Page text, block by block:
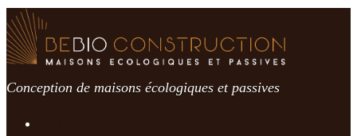
Passer
au
contenu
Conception de maisons écologiques et passives